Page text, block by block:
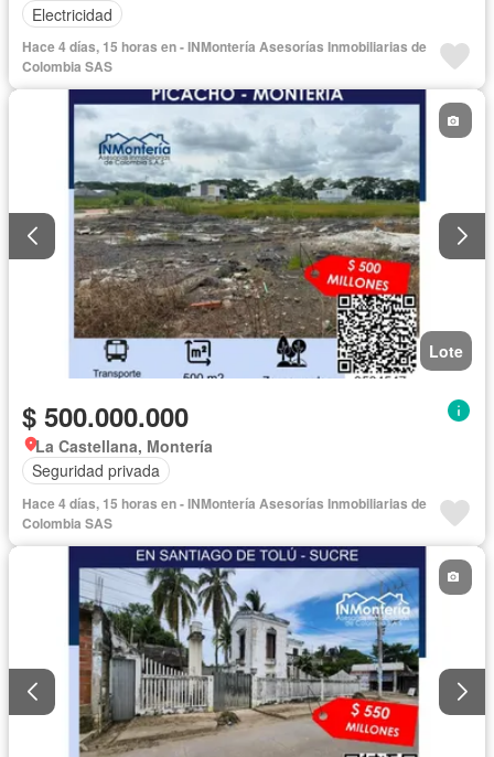
Electricidad
Hace 4 días, 15 horas en - INMontería Asesorías Inmobiliarias de
Colombia SAS
Lote
$ 500.000.000
La Castellana, Montería
Seguridad privada
Hace 4 días, 15 horas en - INMontería Asesorías Inmobiliarias de
Colombia SAS